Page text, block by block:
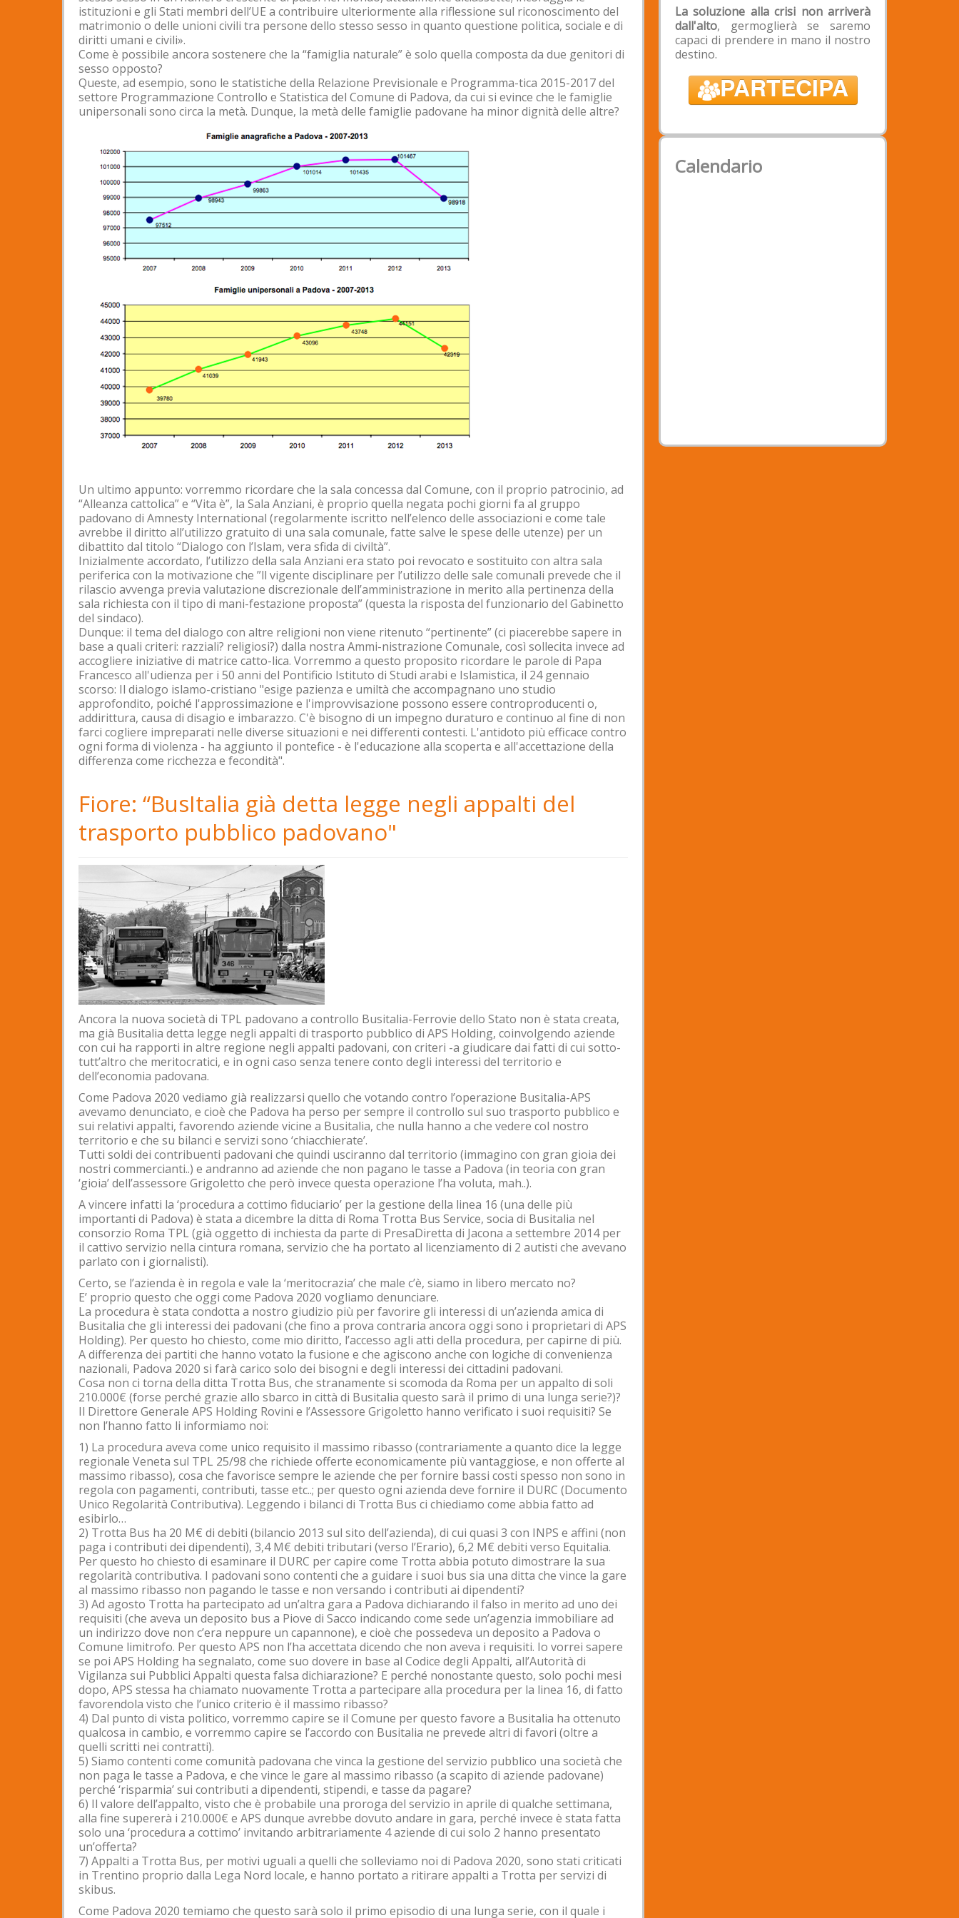
istituzioni e gli Stati membri dell’UE a contribuire ulteriormente alla riflessione sul riconoscimento del
matrimonio o delle unioni civili tra persone dello stesso sesso in quanto questione politica, sociale e di
diritti umani e civili».
Come è possibile ancora sostenere che la “famiglia naturale” è solo quella composta da due genitori di
sesso opposto?
Queste, ad esempio, sono le statistiche della Relazione Previsionale e Programma-tica 2015-2017 del
settore Programmazione Controllo e Statistica del Comune di Padova, da cui si evince che le famiglie
unipersonali sono circa la metà. Dunque, la metà delle famiglie padovane ha minor dignità delle altre?
Un ultimo appunto: vorremmo ricordare che la sala concessa dal Comune, con il proprio patrocinio, ad
“Alleanza cattolica” e “Vita è”, la Sala Anziani, è proprio quella negata pochi giorni fa al gruppo
padovano di Amnesty International (regolarmente iscritto nell’elenco delle associazioni e come tale
avrebbe il diritto all’utilizzo gratuito di una sala comunale, fatte salve le spese delle utenze) per un
dibattito dal titolo “Dialogo con l’Islam, vera sfida di civiltà”.
Inizialmente accordato, l’utilizzo della sala Anziani era stato poi revocato e sostituito con altra sala
periferica con la motivazione che ”ll vigente disciplinare per l’utilizzo delle sale comunali prevede che il
rilascio avvenga previa valutazione discrezionale dell’amministrazione in merito alla pertinenza della
sala richiesta con il tipo di mani-festazione proposta” (questa la risposta del funzionario del Gabinetto
del sindaco).
Dunque: il tema del dialogo con altre religioni non viene ritenuto “pertinente” (ci piacerebbe sapere in
base a quali criteri: razziali? religiosi?) dalla nostra Ammi-nistrazione Comunale, così sollecita invece ad
accogliere iniziative di matrice catto-lica. Vorremmo a questo proposito ricordare le parole di Papa
Francesco all'udienza per i 50 anni del Pontificio Istituto di Studi arabi e Islamistica, il 24 gennaio
scorso: Il dialogo islamo-cristiano "esige pazienza e umiltà che accompagnano uno studio
approfondito, poiché l'approssimazione e l'improvvisazione possono essere controproducenti o,
addirittura, causa di disagio e imbarazzo. C'è bisogno di un impegno duraturo e continuo al fine di non
farci cogliere impreparati nelle diverse situazioni e nei differenti contesti. L'antidoto più efficace contro
ogni forma di violenza - ha aggiunto il pontefice - è l'educazione alla scoperta e all'accettazione della
differenza come ricchezza e fecondità".
Fiore: “BusItalia già detta legge negli appalti del
trasporto pubblico padovano"
Ancora la nuova società di TPL padovano a controllo Busitalia-Ferrovie dello Stato non è stata creata,
ma già Busitalia detta legge negli appalti di trasporto pubblico di APS Holding, coinvolgendo aziende
con cui ha rapporti in altre regione negli appalti padovani, con criteri -a giudicare dai fatti di cui sotto-
tutt’altro che meritocratici, e in ogni caso senza tenere conto degli interessi del territorio e
dell’economia padovana.
Come Padova 2020 vediamo già realizzarsi quello che votando contro l’operazione Busitalia-APS
avevamo denunciato, e cioè che Padova ha perso per sempre il controllo sul suo trasporto pubblico e
sui relativi appalti, favorendo aziende vicine a Busitalia, che nulla hanno a che vedere col nostro
territorio e che su bilanci e servizi sono ‘chiacchierate’.
Tutti soldi dei contribuenti padovani che quindi usciranno dal territorio (immagino con gran gioia dei
nostri commercianti..) e andranno ad aziende che non pagano le tasse a Padova (in teoria con gran
‘gioia’ dell’assessore Grigoletto che però invece questa operazione l’ha voluta, mah..).
A vincere infatti la ‘procedura a cottimo fiduciario’ per la gestione della linea 16 (una delle più
importanti di Padova) è stata a dicembre la ditta di Roma Trotta Bus Service, socia di Busitalia nel
consorzio Roma TPL (già oggetto di inchiesta da parte di PresaDiretta di Jacona a settembre 2014 per
il cattivo servizio nella cintura romana, servizio che ha portato al licenziamento di 2 autisti che avevano
parlato con i giornalisti).
Certo, se l’azienda è in regola e vale la ‘meritocrazia’ che male c’è, siamo in libero mercato no?
E’ proprio questo che oggi come Padova 2020 vogliamo denunciare.
La procedura è stata condotta a nostro giudizio più per favorire gli interessi di un’azienda amica di
Busitalia che gli interessi dei padovani (che fino a prova contraria ancora oggi sono i proprietari di APS
Holding). Per questo ho chiesto, come mio diritto, l’accesso agli atti della procedura, per capirne di più.
A differenza dei partiti che hanno votato la fusione e che agiscono anche con logiche di convenienza
nazionali, Padova 2020 si farà carico solo dei bisogni e degli interessi dei cittadini padovani.
Cosa non ci torna della ditta Trotta Bus, che stranamente si scomoda da Roma per un appalto di soli
210.000€ (forse perché grazie allo sbarco in città di Busitalia questo sarà il primo di una lunga serie?)?
Il Direttore Generale APS Holding Rovini e l’Assessore Grigoletto hanno verificato i suoi requisiti? Se
non l’hanno fatto li informiamo noi:
1) La procedura aveva come unico requisito il massimo ribasso (contrariamente a quanto dice la legge
regionale Veneta sul TPL 25/98 che richiede offerte economicamente più vantaggiose, e non offerte al
massimo ribasso), cosa che favorisce sempre le aziende che per fornire bassi costi spesso non sono in
regola con pagamenti, contributi, tasse etc..; per questo ogni azienda deve fornire il DURC (Documento
Unico Regolarità Contributiva). Leggendo i bilanci di Trotta Bus ci chiediamo come abbia fatto ad
esibirlo…
2) Trotta Bus ha 20 M€ di debiti (bilancio 2013 sul sito dell’azienda), di cui quasi 3 con INPS e affini (non
paga i contributi dei dipendenti), 3,4 M€ debiti tributari (verso l’Erario), 6,2 M€ debiti verso Equitalia.
Per questo ho chiesto di esaminare il DURC per capire come Trotta abbia potuto dimostrare la sua
regolarità contributiva. I padovani sono contenti che a guidare i suoi bus sia una ditta che vince la gare
al massimo ribasso non pagando le tasse e non versando i contributi ai dipendenti?
3) Ad agosto Trotta ha partecipato ad un’altra gara a Padova dichiarando il falso in merito ad uno dei
requisiti (che aveva un deposito bus a Piove di Sacco indicando come sede un’agenzia immobiliare ad
un indirizzo dove non c’era neppure un capannone), e cioè che possedeva un deposito a Padova o
Comune limitrofo. Per questo APS non l’ha accettata dicendo che non aveva i requisiti. Io vorrei sapere
se poi APS Holding ha segnalato, come suo dovere in base al Codice degli Appalti, all’Autorità di
Vigilanza sui Pubblici Appalti questa falsa dichiarazione? E perché nonostante questo, solo pochi mesi
dopo, APS stessa ha chiamato nuovamente Trotta a partecipare alla procedura per la linea 16, di fatto
favorendola visto che l’unico criterio è il massimo ribasso?
4) Dal punto di vista politico, vorremmo capire se il Comune per questo favore a Busitalia ha ottenuto
qualcosa in cambio, e vorremmo capire se l’accordo con Busitalia ne prevede altri di favori (oltre a
quelli scritti nei contratti).
5) Siamo contenti come comunità padovana che vinca la gestione del servizio pubblico una società che
non paga le tasse a Padova, e che vince le gare al massimo ribasso (a scapito di aziende padovane)
perché ‘risparmia’ sui contributi a dipendenti, stipendi, e tasse da pagare?
6) Il valore dell’appalto, visto che è probabile una proroga del servizio in aprile di qualche settimana,
alla fine supererà i 210.000€ e APS dunque avrebbe dovuto andare in gara, perché invece è stata fatta
solo una ‘procedura a cottimo’ invitando arbitrariamente 4 aziende di cui solo 2 hanno presentato
un’offerta?
7) Appalti a Trotta Bus, per motivi uguali a quelli che solleviamo noi di Padova 2020, sono stati criticati
in Trentino proprio dalla Lega Nord locale, e hanno portato a ritirare appalti a Trotta per servizi di
skibus.
Come Padova 2020 temiamo che questo sarà solo il primo episodio di una lunga serie, con il quale i
Intestazione: Associazione
Padova2020
Banca: Banca Popolare Etica -
050188529290
BIC/SWIFT: CCRTIT2TXXX;
La soluzione alla crisi non arriverà
dall'alto, germoglierà se saremo
capaci di prendere in mano il nostro
destino.
PARTECIPA
Calendario